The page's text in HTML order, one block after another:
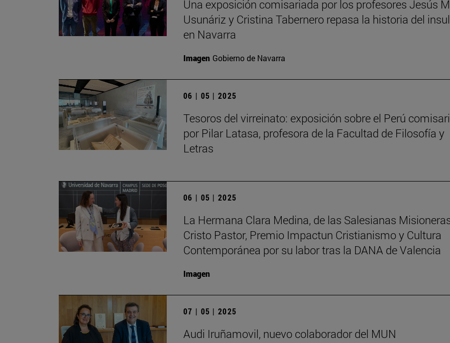
Una exposición comisariada por los profesores Jesús
Usunáriz y Cristina Tabernero repasa la historia del
en Navarra
Imagen Gobierno de Navarra
06 | 05 | 2025
Tesoros del virreinato: exposición sobre el Perú
por Pilar Latasa, profesora de la Facultad de Filosofía y
Letras
06 | 05 | 2025
La Hermana Clara Medina, de las Salesianas
Cristo Pastor, Premio Impactun Cristianismo y Cultura
Contemporánea por su labor tras la DANA de Valencia
Imagen
07 | 05 | 2025
Audi Iruñamovil, nuevo colaborador del MUN